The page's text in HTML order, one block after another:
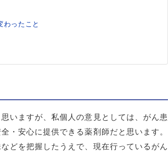
わったこと
いますが、私個人の意見としては、がん患
・安心に提供できる薬剤師だと思います。
どを把握したうえで、現在行っているがん